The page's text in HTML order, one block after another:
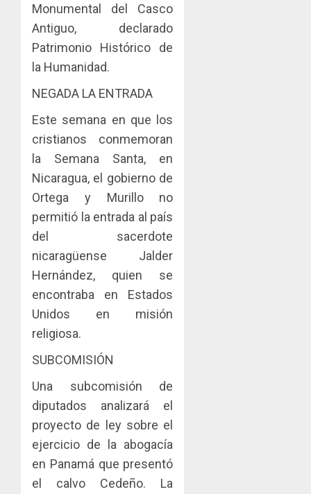
Monumental del Casco
Antiguo, declarado
Patrimonio Histórico de
la Humanidad.
NEGADA LA ENTRADA
Este semana en que los
cristianos conmemoran
la Semana Santa, en
Nicaragua, el gobierno de
Ortega y Murillo no
permitió la entrada al país
del sacerdote
nicaragüense Jalder
Hernández, quien se
encontraba en Estados
Unidos en misión
religiosa.
SUBCOMISIÓN
Una subcomisión de
diputados analizará el
proyecto de ley sobre el
ejercicio de la abogacía
en Panamá que presentó
el calvo Cedeño. La